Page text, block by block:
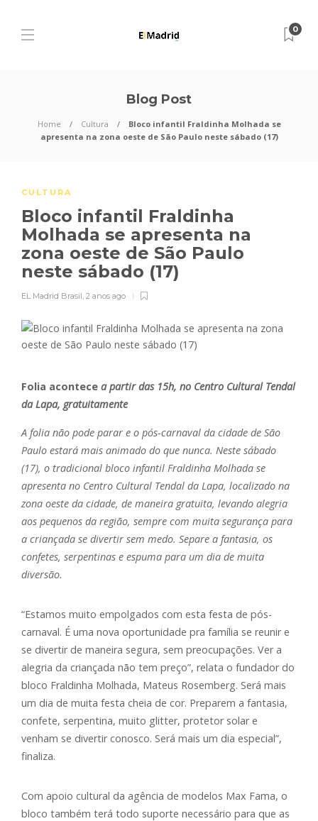
0
Blog Post
Home Cultura
Bloco infantil Fraldinha Molhada se
apresenta na zona oeste de São Paulo neste sábado (17)
CULTURA
Bloco infantil Fraldinha
Molhada se apresenta na
zona oeste de São Paulo
neste sábado (17)
EL Madrid Brasil, 2 anos ago
Folia acontece a partir das 15h, no Centro Cultural Tendal
da Lapa, gratuitamente
A folia não pode parar e o pós-carnaval da cidade de São
Paulo estará mais animado do que nunca. Neste sábado
(17), o tradicional bloco infantil Fraldinha Molhada se
apresenta no Centro Cultural Tendal da Lapa, localizado na
zona oeste da cidade, de maneira gratuita, levando alegria
aos pequenos da região, sempre com muita segurança para
a criançada se divertir sem medo. Separe a fantasia, os
confetes, serpentinas e espuma para um dia de muita
diversão.
“Estamos muito empolgados com esta festa de pós-
carnaval. É uma nova oportunidade pra família se reunir e
se divertir de maneira segura, sem preocupações. Ver a
alegria da criançada não tem preço”, relata o fundador do
bloco Fraldinha Molhada, Mateus Rosemberg. Será mais
um dia de muita festa cheia de cor. Preparem a fantasia,
confete, serpentina, muito glitter, protetor solar e
venham se divertir conosco. Será mais um dia especial”,
finaliza.
Com apoio cultural da agência de modelos Max Fama, o
bloco também terá todo suporte necessário para que as